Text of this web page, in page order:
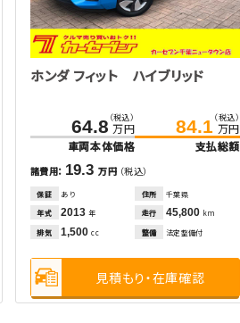
ホンダ フィット ハイブリッド
64.8 （税込）
万円
車両本体価格
84.1（税込）
万円
支払総額
諸費用： 19.3万円 （税込）
保証 あり 住所
千葉県
年式
2013年 走行 45,800 km
排気
1,500cc 整備 法定整備付
見積もり・在庫確認